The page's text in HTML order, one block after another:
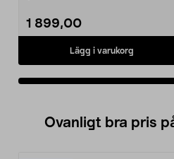
1 899,00
Lägg i varukorg
Ovanligt bra pris